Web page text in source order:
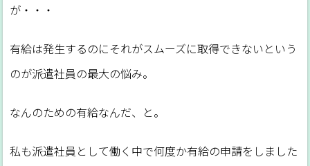
が・・・
有給は発生するのにそれがスムーズに取得できないという
のが派遣社員の最大の悩み。
なんのための有給なんだ、と。
私も派遣社員として働く中で何度か有給の申請をしました